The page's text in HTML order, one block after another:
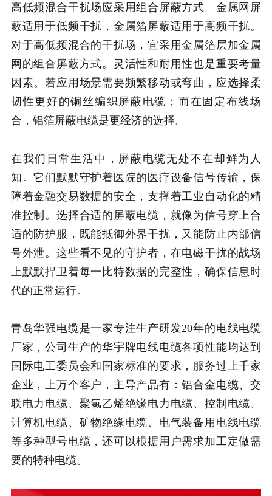
高低频混合干扰场应采用组合屏蔽方式。金属网屏
蔽适用于低频干扰，金属箔屏蔽适用于高频干扰。
对于高低频混合的干扰场，宜采用金属箔层加金属
网的组合屏蔽方式。灵活性和耐用性也是重要考量
因素。若应用场景需要频繁移动或弯曲，应选择柔
韧性更好的铜丝编织屏蔽电缆；而在固定布线场
合，铝箔屏蔽电缆是更经济的选择。
在我们日常生活中，屏蔽电缆无处不在却鲜为人
知。它们默默守护着医院的医疗设备信号传输，保
障着金融交易数据的安全，支撑着工业自动化的精
准控制。选择合适的屏蔽电缆，就像为信号穿上合
适的防护服，既能抵御外界干扰，又能防止内部信
号外泄。这些看不见的守护者，在电磁干扰的战场
上默默捍卫着每一比特数据的完整性，确保信息时
代的正常运行。
青岛华强电缆是一家专注生产研发20年的电线电缆
厂家，公司生产的华宇牌电线电缆各项性能均达到
国际电工委员会和国家标准的要求，服务过上千家
企业，上万个客户，主导产品有：铝合金电缆、交
联电力电缆、聚氯乙烯绝缘电力电缆、控制电缆、
计算机电缆、矿物绝缘电缆、电气装备用电线电缆
等多种型号电缆，还可以根据用户需求加工定做需
要的特种电缆。